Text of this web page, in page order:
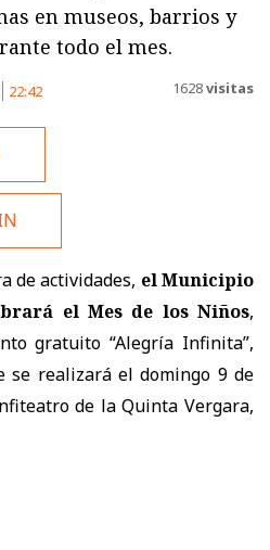
en museos, barrios y
todo el mes.
22:42 1628visitas
de actividades, el Municipio
el Mes de los Niños,
gratuito “Alegría Infinita”,
se realizará el domingo 9 de
de la Quinta Vergara,